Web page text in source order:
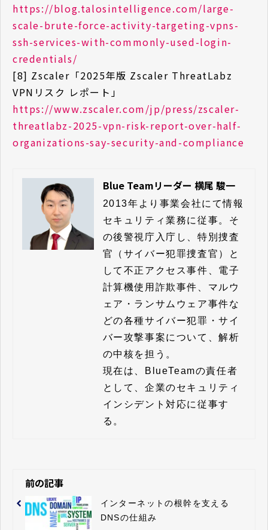
https://blog.talosintelligence.com/large-
scale-brute-force-activity-targeting-vpns-
ssh-services-with-commonly-used-login-
credentials/
[8] Zscaler「2025年版 Zscaler ThreatLabz
VPNリスク レポート」
https://www.zscaler.com/jp/press/zscaler-
threatlabz-2025-vpn-risk-report-over-half-
organizations-say-security-and-compliance
Blue Teamリーダー 横尾 駿一
2013年より事業会社にて情報
セキュリティ業務に従事。そ
の後警視庁入庁し、特別捜査
官（サイバー犯罪捜査官）と
して不正アクセス事件、電子
計算機使用詐欺事件、マルウ
ェア・ランサムウェア事件な
どの各種サイバー犯罪・サイ
バー攻撃事案について、解析
の中核を担う。
現在は、BlueTeamの責任者
として、企業のセキュリティ
インシデント対応に従事す
る。
前の記事
インターネットの根幹を支える
DNSの仕組み